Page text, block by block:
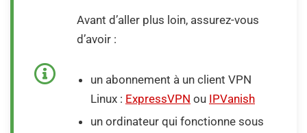
Avant d’aller plus loin, assurez-vous
d’avoir :
un abonnement à un client VPN
Linux : ExpressVPN ou IPVanish
un ordinateur qui fonctionne sous